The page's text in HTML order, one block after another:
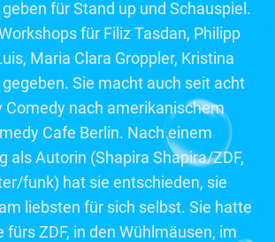
für Stand up und Schauspiel.
für Filiz Tasdan, Philipp
Maria Clara Groppler, Kristina
Sie macht auch seit acht
Comedy nach amerikanischem
Cafe Berlin. Nach einem
als Autorin (Shapira Shapira/ZDF,
funk) hat sie entschieden, sie
liebsten für sich selbst. Sie hatte
ZDF, in den Wühlmäusen, im